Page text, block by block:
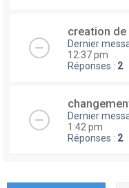
creation
Dernier
12:37 pm
Réponses : 2
Dernier
1:42 pm
Réponses : 2